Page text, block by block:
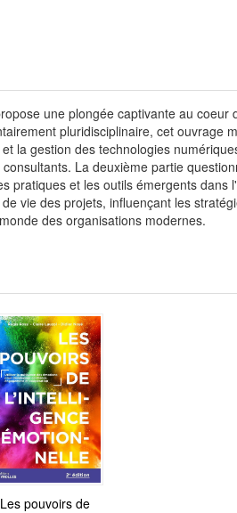
une plongée captivante au
pluridisciplinaire, cet ouvrage
la gestion des technologies
La deuxième partie
pratiques et les outils émergents
vie des projets, influençant les
des organisations modernes.
Les pouvoirs de